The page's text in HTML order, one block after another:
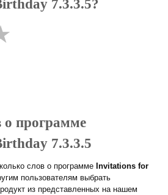
7.3.3.5?
о программе
7.3.3.5
слов о программе Invitations for
пользователям выбрать
из представленных на нашем